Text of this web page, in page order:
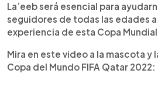
La’eeb será esencial para
seguidores de todas las edades
experiencia de esta Copa
Mira en este video a la mascota y
Copa del Mundo FIFA Qatar 2022: